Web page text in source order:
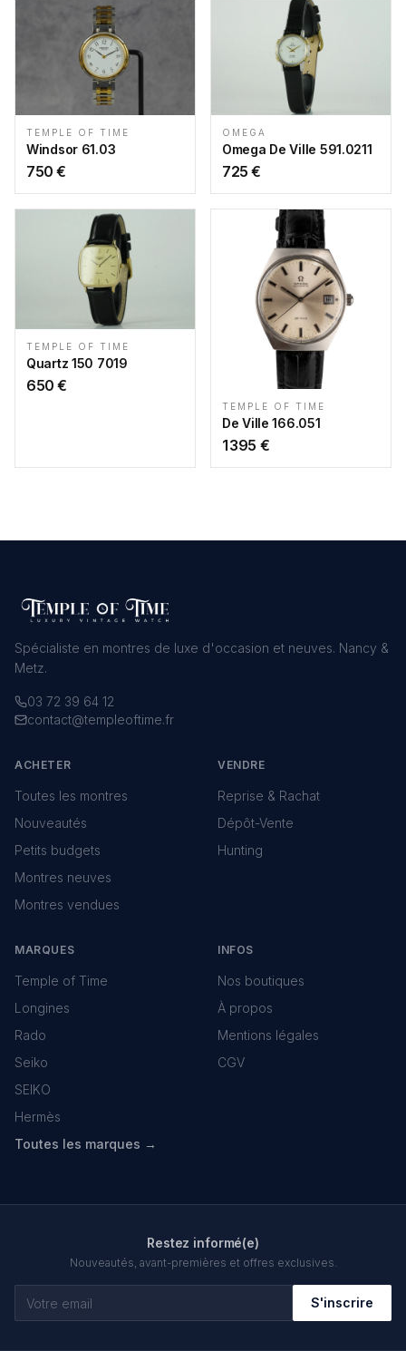
TEMPLE OF TIME
Windsor 61.03
750 €
OMEGA
Omega De Ville 591.0211
725 €
TEMPLE OF TIME
Quartz 150 7019
650 €
TEMPLE OF TIME
De Ville 166.051
1 395 €
Spécialiste en montres de luxe d'occasion et neuves. Nancy &
Metz.
03 72 39 64 12
contact@templeoftime.fr
ACHETER
Toutes les montres
Nouveautés
Petits budgets
Montres neuves
Montres vendues
VENDRE
Reprise & Rachat
Dépôt-Vente
Hunting
MARQUES
Temple of Time
Longines
Rado
Seiko
SEIKO
Hermès
Toutes les marques →
INFOS
Nos boutiques
À propos
Mentions légales
CGV
Restez informé(e)
Nouveautés, avant-premières et offres exclusives.
S'inscrire